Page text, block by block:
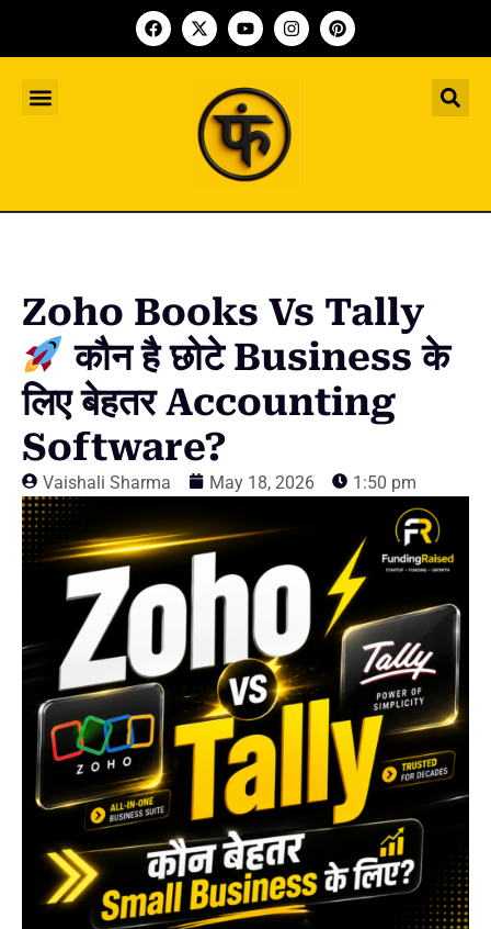
Zoho Books Vs Tally
कौन है छोटे Business के
लिए बेहतर Accounting
Software?
Vaishali Sharma May 18, 2026 1:50 pm